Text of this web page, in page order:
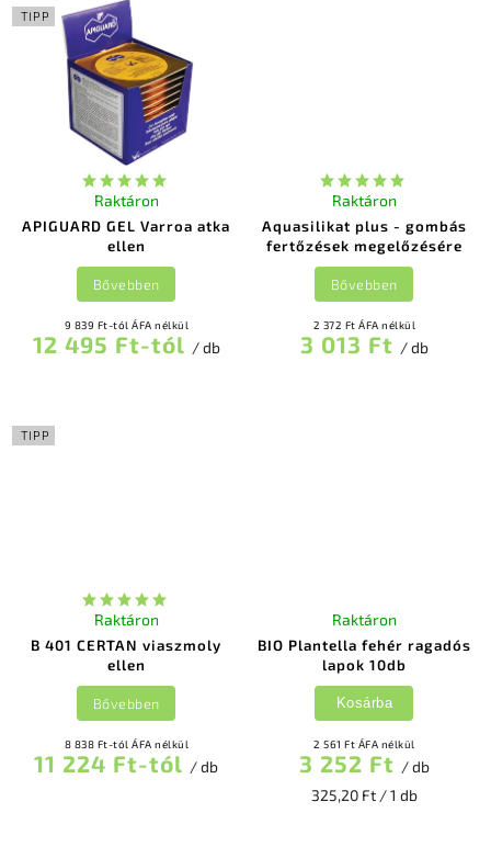
TIPP
APIGUARD GEL Varroa atka
ellen
Raktáron
9 839 Ft-tól ÁFA nélkül
12 495 Ft-tól / db
Bővebben
Aquasilikat plus - gombás
fertőzések megelőzésére
Raktáron
2 372 Ft ÁFA nélkül
3 013 Ft / db
Bővebben
TIPP
B 401 CERTAN viaszmoly
ellen
Raktáron
8 838 Ft-tól ÁFA nélkül
11 224 Ft-tól / db
Bővebben
BIO Plantella fehér ragadós
lapok 10db
Raktáron
2 561 Ft ÁFA nélkül
3 252 Ft / db
325,20 Ft / 1 db
Kosárba